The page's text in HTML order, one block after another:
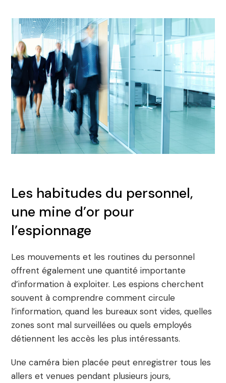
Les habitudes du personnel,
une mine d’or pour
l’espionnage
Les mouvements et les routines du personnel
offrent également une quantité importante
d’information à exploiter. Les espions cherchent
souvent à comprendre comment circule
l’information, quand les bureaux sont vides, quelles
zones sont mal surveillées ou quels employés
détiennent les accès les plus intéressants.
Une caméra bien placée peut enregistrer tous les
allers et venues pendant plusieurs jours,